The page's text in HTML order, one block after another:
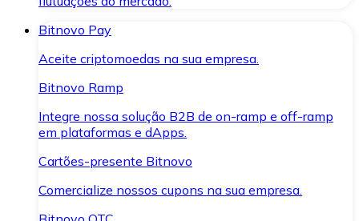
Bitnovo Pay
Aceite criptomoedas na sua empresa.
Bitnovo Ramp
Integre nossa solução B2B de on-ramp e off-ramp
em plataformas e dApps.
Cartões-presente Bitnovo
Comercialize nossos cupons na sua empresa.